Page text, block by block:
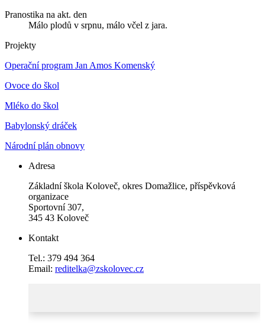
Pranostika na akt. den
Málo plodů v srpnu, málo včel z jara.
Projekty
Operační program Jan Amos Komenský
Ovoce do škol
Mléko do škol
Babylonský dráček
Národní plán obnovy
Adresa
Základní škola Koloveč, okres Domažlice, příspěvková
organizace
Sportovní 307,
345 43 Koloveč
Kontakt
Tel.: 379 494 364
Email: reditelka@zskolovec.cz